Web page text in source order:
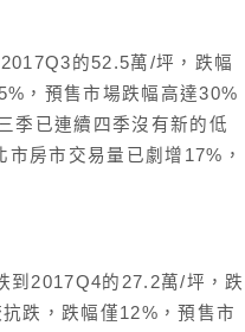
的52.5萬/坪，跌幅
，預售市場跌幅高達30%
季已連續四季沒有新的低
房市交易量已劇增17%，
到2017Q4的27.2萬/坪，跌
跌，跌幅僅12%，預售市